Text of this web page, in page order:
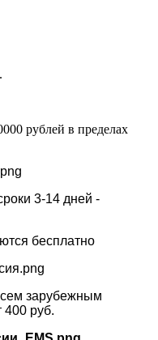
рублей в пределах
3-14 дней -
бесплатно
зарубежным
400 руб.